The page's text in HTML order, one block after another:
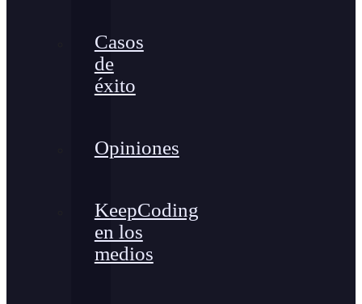
Casos
de
éxito
Opiniones
KeepCoding
en los
medios